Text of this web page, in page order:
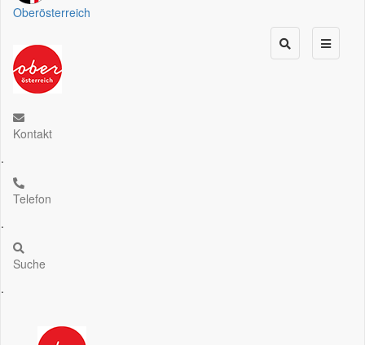
Oberösterreich
Kontakt
.
Telefon
.
Suche
.